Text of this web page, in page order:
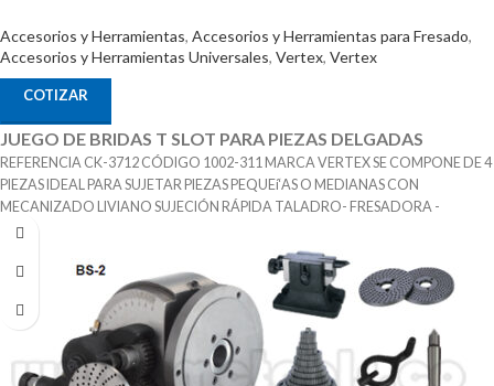
Accesorios y Herramientas, Accesorios y Herramientas para Fresado,
Accesorios y Herramientas Universales, Vertex, Vertex
COTIZAR
JUEGO DE BRIDAS T SLOT PARA PIEZAS DELGADAS
REFERENCIA CK-3712 CÓDIGO 1002-311 MARCA VERTEX SE COMPONE DE 4
PIEZAS IDEAL PARA SUJETAR PIEZAS PEQUEí‘AS O MEDIANAS CON
MECANIZADO LIVIANO SUJECIÓN RÁPIDA TALADRO- FRESADORA -
EROSIONADORA